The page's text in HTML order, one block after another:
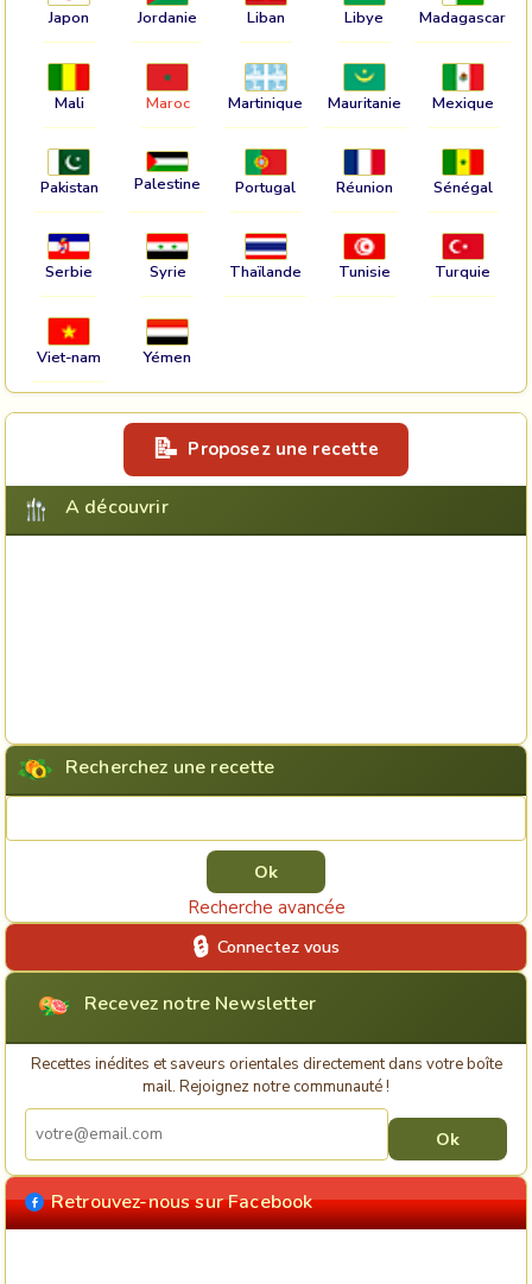
Japon Jordanie Liban Libye Madagascar
Mali Maroc Martinique Mauritanie Mexique
Pakistan Palestine Portugal Réunion Sénégal
Serbie Syrie Thaïlande Tunisie Turquie
Viet-nam Yémen
Proposez une recette
A découvrir
Recherchez une recette
Recherche avancée
Connectez vous
Recevez notre Newsletter
Recettes inédites et saveurs orientales directement dans votre boîte
mail. Rejoignez notre communauté !
Retrouvez-nous sur Facebook